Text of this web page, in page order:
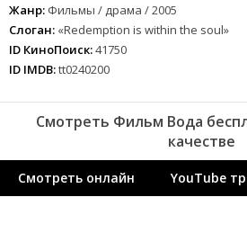
Жанр: Фильмы / драма / 2005
Слоган: «Redemption is within the soul»
ID КиноПоиск:41750
ID IMDB:tt0240200
Смотреть Фильм Вода
качестве
Смотреть онлайн YouTube